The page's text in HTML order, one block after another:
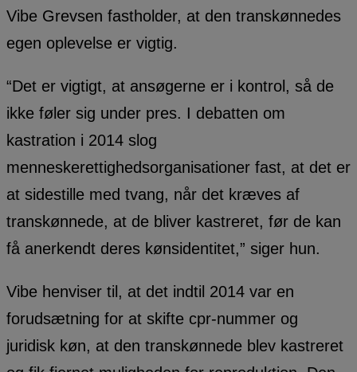
Vibe Grevsen fastholder, at den transkønnedes
egen oplevelse er vigtig.
“Det er vigtigt, at ansøgerne er i kontrol, så de
ikke føler sig under pres. I debatten om
kastration i 2014 slog
menneskerettighedsorganisationer fast, at det er
at sidestille med tvang, når det kræves af
transkønnede, at de bliver kastreret, før de kan
få anerkendt deres kønsidentitet,” siger hun.
Vibe henviser til, at det indtil 2014 var en
forudsætning for at skifte cpr-nummer og
juridisk køn, at den transkønnede blev kastreret